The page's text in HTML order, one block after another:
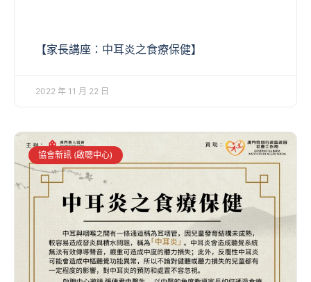
【家長講座：中耳炎之食療保健】
2022 年 11 月 22 日
協會新訊 (啟聰中心)